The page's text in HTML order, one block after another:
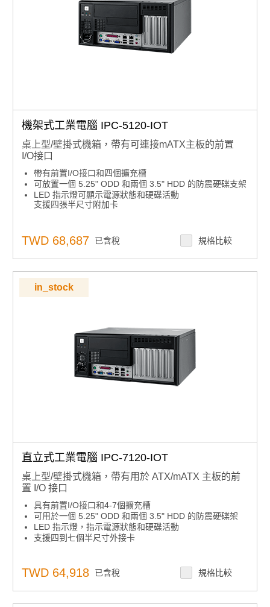
機架式工業電腦 IPC-5120-IOT
桌上型/壁掛式機箱，帶有可連接mATX主板的前置
I/O接口
帶有前置I/O接口和四個擴充槽
可放置一個 5.25" ODD 和兩個 3.5" HDD 的防震硬碟支架
LED 指示燈可顯示電源狀態和硬碟活動
支援四張半尺寸附加卡
TWD 68,687 已含稅 規格比較
in_stock
直立式工業電腦 IPC-7120-IOT
桌上型/壁掛式機箱，帶有用於 ATX/mATX 主板的前
置 I/O 接口
具有前置I/O接口和4-7個擴充槽
可用於一個 5.25" ODD 和兩個 3.5" HDD 的防震硬碟架
LED 指示燈，指示電源狀態和硬碟活動
支援四到七個半尺寸外接卡
TWD 64,918 已含稅 規格比較